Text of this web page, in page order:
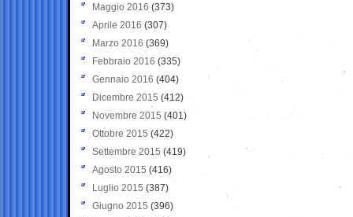
Maggio 2016 (373)
Aprile 2016 (307)
Marzo 2016 (369)
Febbraio 2016 (335)
Gennaio 2016 (404)
Dicembre 2015 (412)
Novembre 2015 (401)
Ottobre 2015 (422)
Settembre 2015 (419)
Agosto 2015 (416)
Luglio 2015 (387)
Giugno 2015 (396)